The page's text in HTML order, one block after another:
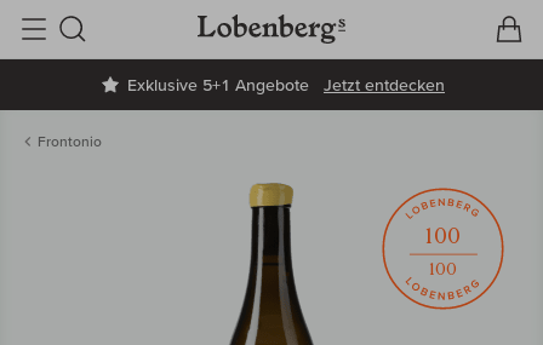
Exklusive 5+1 Angebote Jetzt entdecken
Suche
Frontonio
100
100